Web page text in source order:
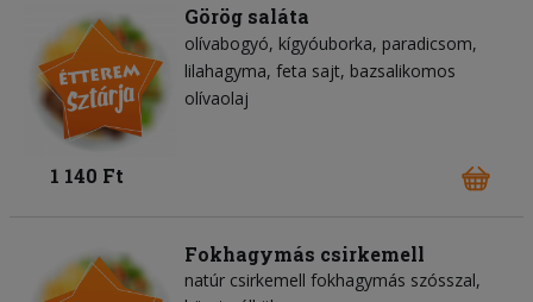
Görög saláta
olívabogyó kígyóuborka paradicsom
lilahagyma feta sajt bazsalikomos
olívaolaj
1 140 Ft
Fokhagymás csirkemell
natúr csirkemell fokhagymás szósszal,